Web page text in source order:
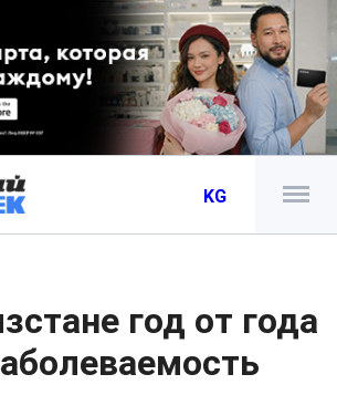
KG
год от года